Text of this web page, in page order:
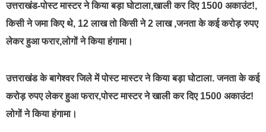
उत्तराखंड-पोस्ट मास्टर ने किया बड़ा घोटाला,खाली कर दिए 1500 अकाउंट!,
किसी ने जमा किए थे, 12 लाख तो किसी ने 2 लाख ,जनता के कई करोड़ रुपए
लेकर हुआ फरार,लोगों ने किया हंगामा।
उत्तराखंड के बागेश्वर जिले में पोस्ट मास्टर ने किया बड़ा घोटाला. जनता के कई
करोड़ रुपए लेकर हुआ फरार,पोस्ट मास्टर ने खाली कर दिए 1500 अकाउंट!
लोगों ने किया हंगामा।